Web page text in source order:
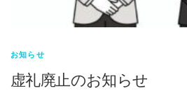
お知らせ
虚礼廃止のお知らせ